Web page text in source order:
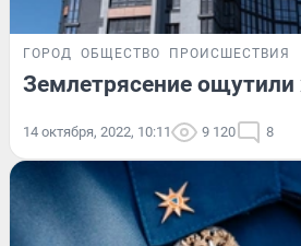
ГОРОД ОБЩЕСТВО ПРОИСШЕСТВИЯ
Землетрясение
14 октября, 2022, 10:11 9 120 8